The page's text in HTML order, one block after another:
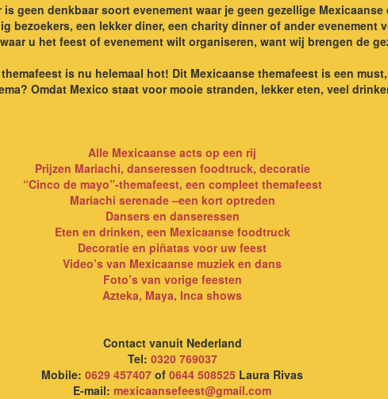
geen denkbaar soort evenement waar je geen gezellige
bezoekers, een lekker diner, een charity dinner of ander evenement
u het feest of evenement wilt organiseren, want wij brengen de
is nu helemaal hot! Dit Mexicaanse themafeest is een
Omdat Mexico staat voor mooie stranden, lekker eten, veel
Alle Mexicaanse acts op een rij
Prijzen Mariachi, danseressen foodtruck, decoratie
“Cinco de mayo”-themafeest, een compleet themafeest
Mariachi serenade –een kort optreden
Dansers en danseressen
Eten en drinken, een Mexicaanse foodtruck
Decoratie en piñatas voor uw feest
Video’s van Mexicaanse muziek en dans
Foto’s van vorige feesten
Azteka, Maya, Inca shows
Contact vanuit Nederland
Tel: 0320 769037
Mobile: 0629 457407 of 0644 508525 Laura Rivas
E-mail: mexicaansefeest@gmail.com